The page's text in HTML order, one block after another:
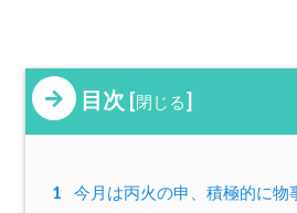
目次 [閉じる]
1 今月は丙火の申、積極的に物